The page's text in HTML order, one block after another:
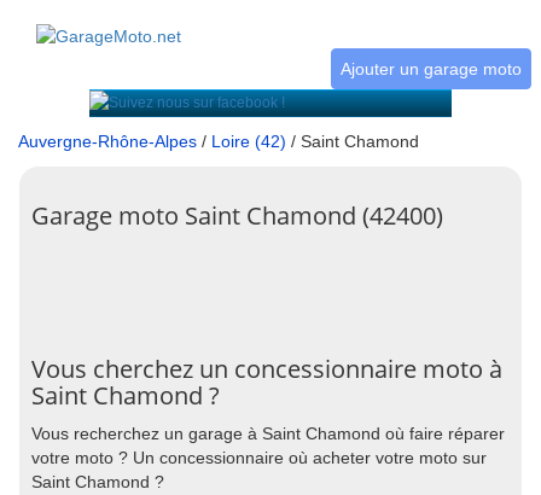
Ajouter un garage moto
Auvergne-Rhône-Alpes / Loire (42) / Saint Chamond
Garage moto Saint Chamond (42400)
Vous cherchez un concessionnaire moto à
Saint Chamond ?
Vous recherchez un garage à Saint Chamond où faire réparer
votre moto ? Un concessionnaire où acheter votre moto sur
Saint Chamond ?